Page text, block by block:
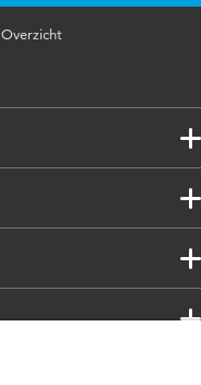
Overzicht